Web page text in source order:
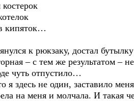
кипяток…
к рюкзаку, достал
– с тем же результатом –
чуть отпустило…
здесь не один, заставило
на меня и молчала. И такая